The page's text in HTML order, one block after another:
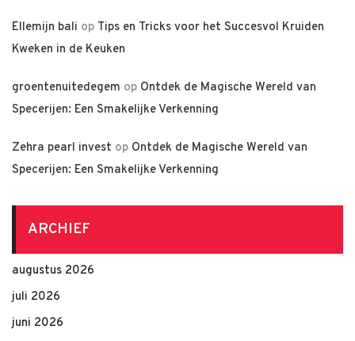
Ellemijn bali op Tips en Tricks voor het Succesvol Kruiden
Kweken in de Keuken
groentenuitedegem op Ontdek de Magische Wereld van
Specerijen: Een Smakelijke Verkenning
Zehra pearl invest op Ontdek de Magische Wereld van
Specerijen: Een Smakelijke Verkenning
ARCHIEF
augustus 2026
juli 2026
juni 2026